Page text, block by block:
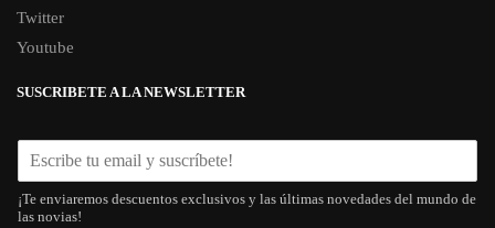
Twitter
Youtube
SUSCRIBETE A LA NEWSLETTER
¡Te enviaremos descuentos exclusivos y las últimas novedades del mundo de
las novias!